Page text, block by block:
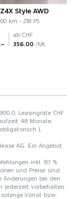
Style AWD
km - 218 PS
ab CHF
356.00 /Mt.
Leasingrate CHF
48 Monate,
),
AG. Ein Angebot
inkl. 8,1 %
und Preise sind
bei den
jederzeit vorbehalten.
Vorrat bzw.